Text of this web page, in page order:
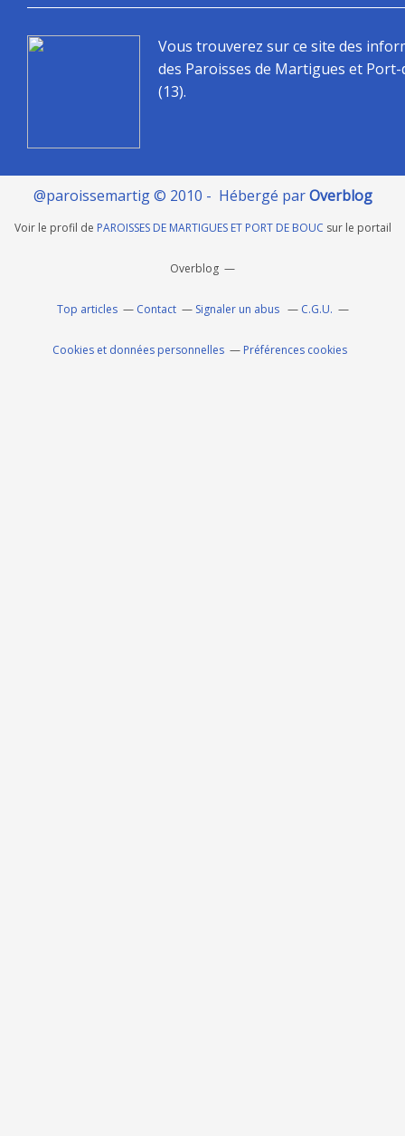
Vous trouverez sur ce site des
des Paroisses de Martigues et
(13).
@paroissemartig © 2010 - Hébergé parOverblog
Voir le profil de PAROISSES DE MARTIGUES ET PORT DE BOUC sur le portail
Overblog
Top articles Contact Signaler un abus C.G.U.
Cookies et données personnelles Préférences cookies